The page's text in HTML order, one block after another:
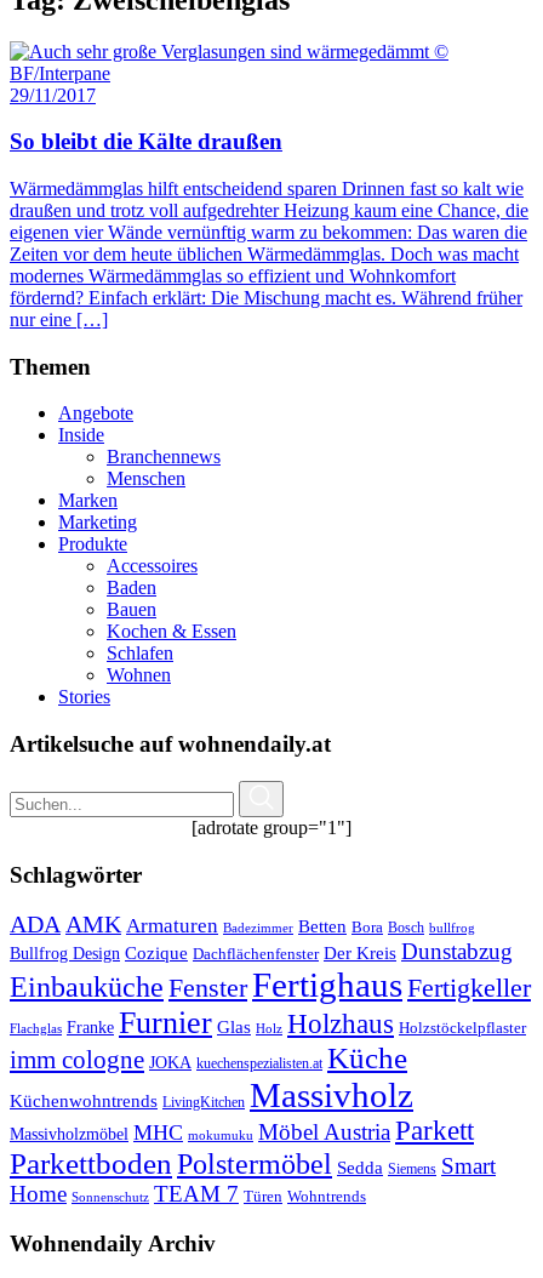
29/11/2017
So bleibt die Kälte draußen
Wärmedämmglas hilft entscheidend sparen Drinnen fast so kalt wie
draußen und trotz voll aufgedrehter Heizung kaum eine Chance, die
eigenen vier Wände vernünftig warm zu bekommen: Das waren die
Zeiten vor dem heute üblichen Wärmedämmglas. Doch was macht
modernes Wärmedämmglas so effizient und Wohnkomfort
fördernd? Einfach erklärt: Die Mischung macht es. Während früher
nur eine […]
Themen
Angebote
Inside
Branchennews
Menschen
Marken
Marketing
Produkte
Accessoires
Baden
Bauen
Kochen & Essen
Schlafen
Wohnen
Stories
Artikelsuche auf wohnendaily.at
[adrotate group="1"]
Schlagwörter
ADA AMK Armaturen Badezimmer Betten Bora Bosch bullfrog
Bullfrog Design Cozique Dachflächenfenster Der Kreis Dunstabzug
Einbauküche FensterFertighausFertigkeller
Flachglas Franke Furnier Glas Holz Holzhaus Holzstöckelpflaster
imm cologne JOKA kuechenspezialisten.at Küche
Küchenwohntrends LivingKitchen Massivholz
Massivholzmöbel MHC mokumuku Möbel AustriaParkett
Parkettboden Polstermöbel Sedda Siemens Smart
Home Sonnenschutz TEAM 7 Türen Wohntrends
Wohnendaily Archiv